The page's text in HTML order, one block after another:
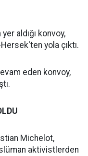
aldığı konvoy,
yola çıktı.
eden konvoy,
Michelot,
aktivistlerden